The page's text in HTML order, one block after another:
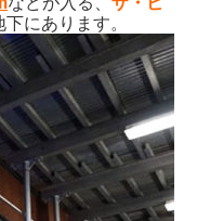
下にあります。